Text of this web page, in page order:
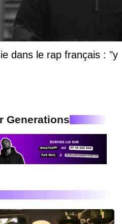
dans le rap français : "y
Generations